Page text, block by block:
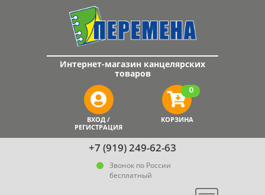
+7 (919) 249-62-63
Звонок по России
бесплатный
Интернет-магазин канцелярских
товаров
ВХОД /
РЕГИСТРАЦИЯ
КОРЗИНА
0